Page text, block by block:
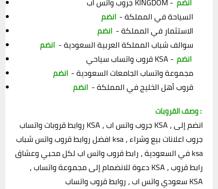
السياحة في المملكة - انضم
الاستثمار في المملكة - انضم
سوالف شباب المملكة العربية السعودية - انضم
قروب واتساب سياحي KSA - انضم
مجموعة واتساب الجامعات السعودية - انضم
قروب أهل الخليج في المملكة - انضم
وصف القروبات :
روابط قروبات واتساب KSA ، جروب واتس اب KSA ، انضم إلى
افضل روابط قروب واتس شباب ksa ، جروب اعلانات بيع وشراء
في السعودية ، رابط قروب واتس اب لكل محبي وعشاق ksa
، دعوة للانضمام إلى مجموعة واتساب KSA ، رابط قروب
سعودي واتس اب ، روابط قروب واتساب KSA